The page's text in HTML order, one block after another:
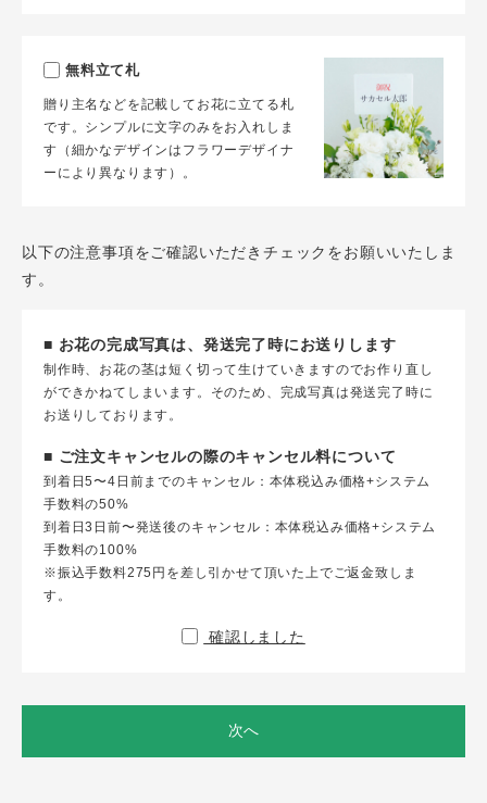
無料立て札
贈り主名などを記載してお花に立てる札
です。シンプルに文字のみをお入れしま
す（細かなデザインはフラワーデザイナ
ーにより異なります）。
以下の注意事項をご確認いただきチェックをお願いいたしま
す。
■ お花の完成写真は、発送完了時にお送りします
制作時、お花の茎は短く切って生けていきますのでお作り直し
ができかねてしまいます。そのため、完成写真は発送完了時に
お送りしております。
■ ご注文キャンセルの際のキャンセル料について
到着日5〜4日前までのキャンセル：本体税込み価格+システム
手数料の50%
到着日3日前〜発送後のキャンセル：本体税込み価格+システム
手数料の100%
※振込手数料275円を差し引かせて頂いた上でご返金致しま
す。
確認しました
次へ